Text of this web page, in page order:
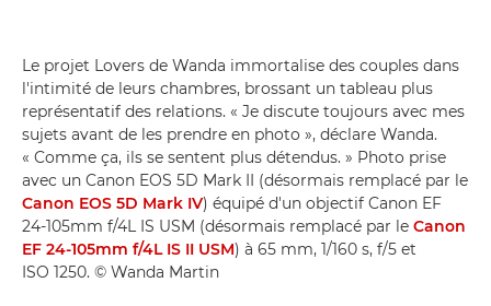
Le projet Lovers de Wanda immortalise des couples dans
l'intimité de leurs chambres, brossant un tableau plus
représentatif des relations. « Je discute toujours avec mes
sujets avant de les prendre en photo », déclare Wanda.
« Comme ça, ils se sentent plus détendus. » Photo prise
avec un Canon EOS 5D Mark II (désormais remplacé par le
Canon EOS 5D Mark IV) équipé d'un objectif Canon EF
24-105mm f/4L IS USM (désormais remplacé par le Canon
EF 24-105mm f/4L IS II USM) à 65 mm, 1/160 s, f/5 et
ISO 1250. © Wanda Martin